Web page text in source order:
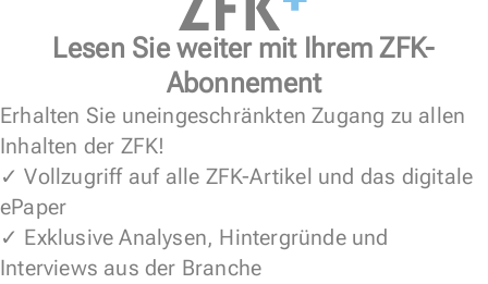
Lesen Sie weiter mit Ihrem ZFK-
Abonnement
Erhalten Sie uneingeschränkten Zugang zu allen
Inhalten der ZFK!
✓ Vollzugriff auf alle ZFK-Artikel und das digitale
ePaper
✓ Exklusive Analysen, Hintergründe und
Interviews aus der Branche